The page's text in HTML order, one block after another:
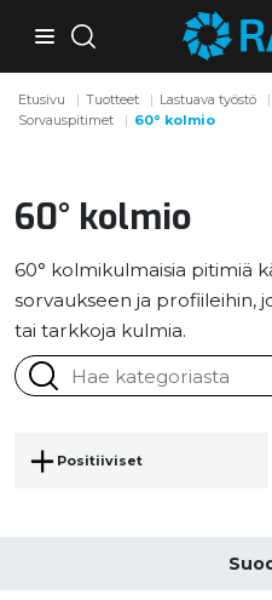
Etusivu Tuotteet Lastuava työstö
Sorvauspitimet
60° kolmio
60° kolmio
60° kolmikulmaisia pitimiä
sorvaukseen ja profiileihin,
tai tarkkoja kulmia.
Positiiviset